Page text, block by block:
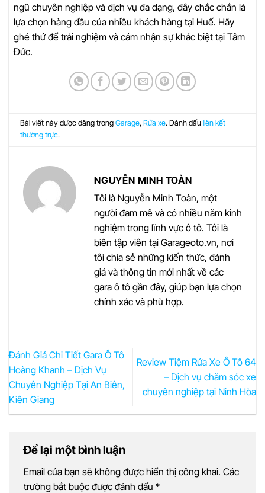
ngũ chuyên nghiệp và dịch vụ đa dạng, đây chắc chắn là
lựa chọn hàng đầu của nhiều khách hàng tại Huế. Hãy
ghé thử để trải nghiệm và cảm nhận sự khác biệt tại Tâm
Đức.
Bài viết này được đăng trongGarage,Rửa xe. Đánh dấuliên kết
thường trực.
NGUYỄN MINH TOÀN
Tôi là Nguyễn Minh Toàn, một
người đam mê và có nhiều năm kinh
nghiệm trong lĩnh vực ô tô. Tôi là
biên tập viên tại Garageoto.vn, nơi
tôi chia sẻ những kiến thức, đánh
giá và thông tin mới nhất về các
gara ô tô gần đây, giúp bạn lựa chọn
chính xác và phù hợp.
Đánh Giá Chi Tiết Gara Ô Tô
Hoàng Khanh – Dịch Vụ
Chuyên Nghiệp Tại An Biên,
Kiên Giang
Review Tiệm Rửa Xe Ô Tô 64
– Dịch vụ chăm sóc xe
chuyên nghiệp tại Ninh Hòa
Để lại một bình luận
Email của bạn sẽ không được hiển thị công khai. Các
trường bắt buộc được đánh dấu *